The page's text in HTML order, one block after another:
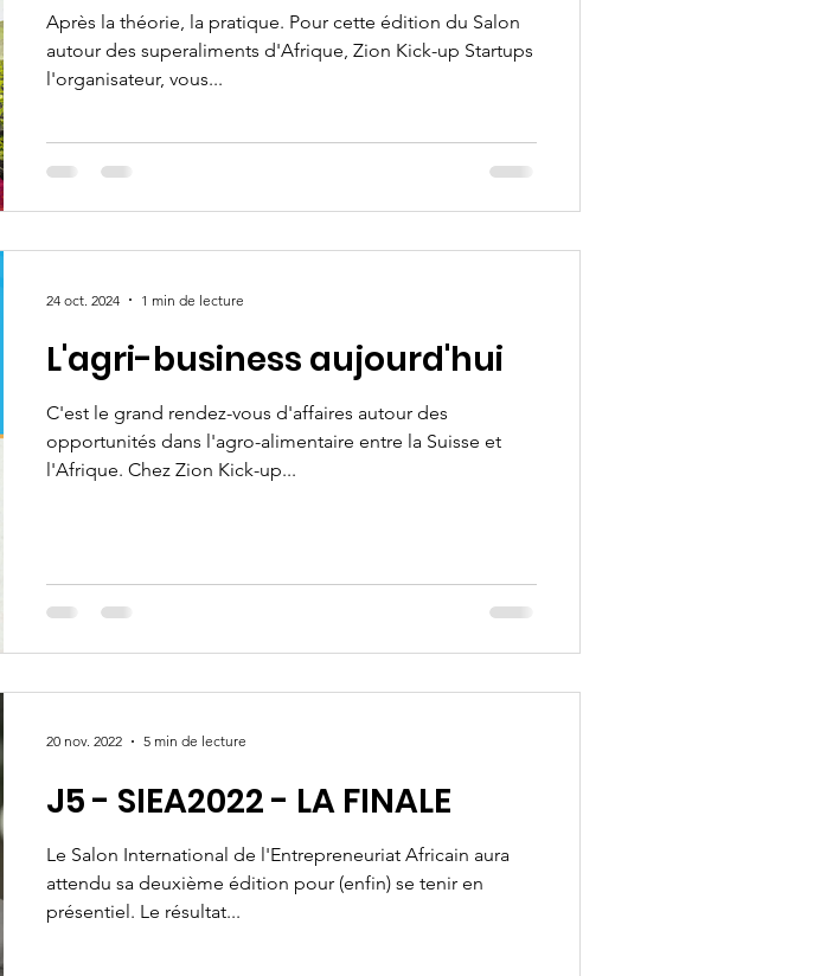
Après la théorie, la pratique. Pour cette édition du Salon
autour des superaliments d'Afrique, Zion Kick-up Startups
l'organisateur, vous...
L'agri-business aujourd'hui
C'est le grand rendez-vous d'affaires autour des
opportunités dans l'agro-alimentaire entre la Suisse et
l'Afrique. Chez Zion Kick-up...
24 oct. 2024 1 min de lecture
J5 - SIEA2022 - LA FINALE
Le Salon International de l'Entrepreneuriat Africain aura
attendu sa deuxième édition pour (enfin) se tenir en
présentiel. Le résultat...
20 nov. 2022 5 min de lecture